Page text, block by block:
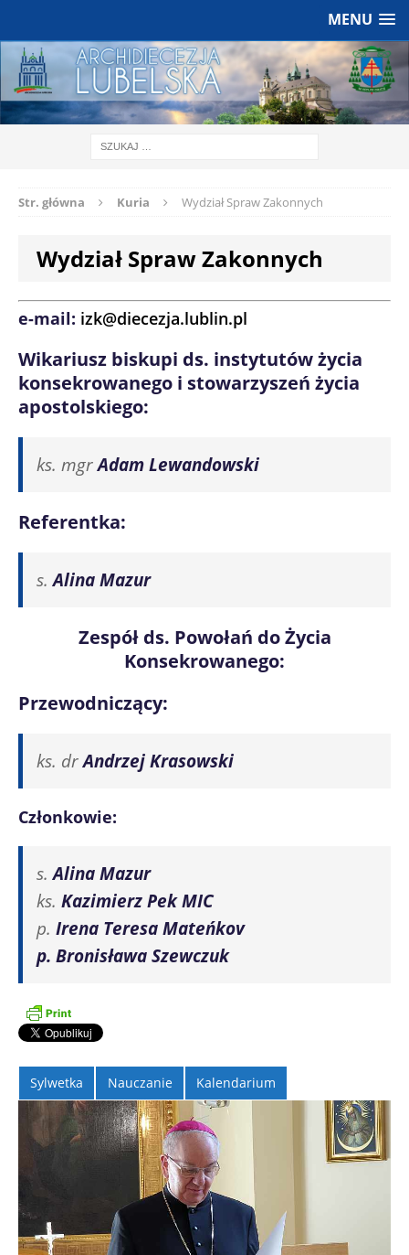
MENU
Str. główna Kuria Wydział Spraw Zakonnych
Wydział Spraw Zakonnych
e-mail: izk@diecezja.lublin.pl
Wikariusz biskupi ds. instytutów życia
konsekrowanego i stowarzyszeń życia
apostolskiego:
ks. mgrAdam Lewandowski
Referentka:
s.Alina Mazur
Zespół ds. Powołań do Życia
Konsekrowanego:
Przewodniczący:
ks. drAndrzej Krasowski
Członkowie:
s.Alina Mazur
ks. Kazimierz Pek MIC
p. Irena Teresa Mateńkov
p. Bronisława Szewczuk
Sylwetka Nauczanie Kalendarium